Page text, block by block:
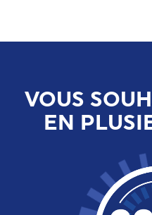
VOUS
EN